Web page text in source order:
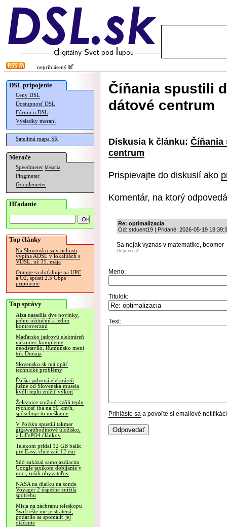
neprihlásený
DSL pripojenie
Ceny DSL
Dostupnosť DSL
Fórum o DSL
Výsledky meraní
Satelitná mapa SR
Merače
Speedmeter Merania
Pingmeter
Googlemeter
Hľadanie
Top články
Na Slovensku sa v tichosti
vypína ADSL v lokalitách s
VDSL, už 31. mája
Orange sa doťahuje na UPC
a O2, spustí 2.5 Gbps
pripojenie
Top správy
Alza nasadila dve novinky,
jednu užitočnú a jednu
kontroverznú
Maďarsko jadrovú elektráreň
nakoniec kompletne
neodstavilo, Rumunsko mení
tok Dunaja
Slovensko.sk má opäť
technické problémy
Ďalšia jadrová elektráreň
južne od Slovenska musela
kvôli teplu znížiť výkon
Železnice znižujú kvôli teplu
rýchlosť iba na 50 km/h,
spôsobuje to meškanie
V Poľsku spustili takmer
gigawatthodinové úložisko,
z LiFePO4 článkov
Telekom pridal 12 GB balík
pre Easy, chce zaň 12 eur
Súd zakázal samojazdiacim
Google taxíkom dobíjanie v
noci, rušili obyvateľov
NASA na diaľku na sonde
Voyager 2 úspešne znížila
spotrebu
Misia na záchranu teleskopu
Swift ešte nie je stratená,
podarilo sa spomaliť jej
otáčanie
Číňania spustili
dátové centrum
Diskusia k článku: Číňania
centrum
Prispievajte do diskusií ako
Komentár, na ktorý
Re: optimalizacia
Od: stduent19 | Pridané: 2026-05-19
Sa nejak vyznas v matematike, boomer
Odpovedať
Meno:
Titulok:
Text:
Prihláste sa a povoľte si emailové